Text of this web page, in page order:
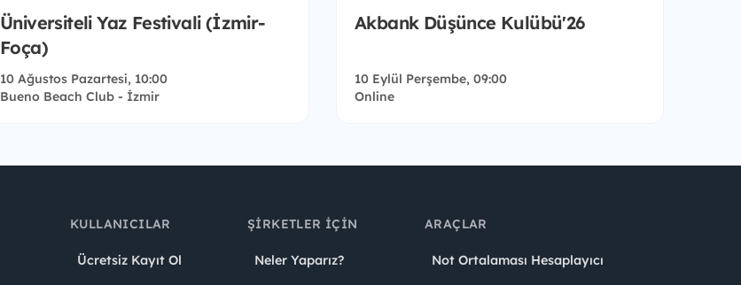
Üniversiteli Yaz Festivali (İzmir-
Foça)
10 Ağustos Pazartesi, 10:00
Bueno Beach Club - İzmir
Akbank Düşünce Kulübü'26
10 Eylül Perşembe, 09:00
Online
KULLANICILAR
Ücretsiz Kayıt Ol
ŞIRKETLER İÇIN
Neler Yaparız?
ARAÇLAR
Not Ortalaması Hesaplayıcı